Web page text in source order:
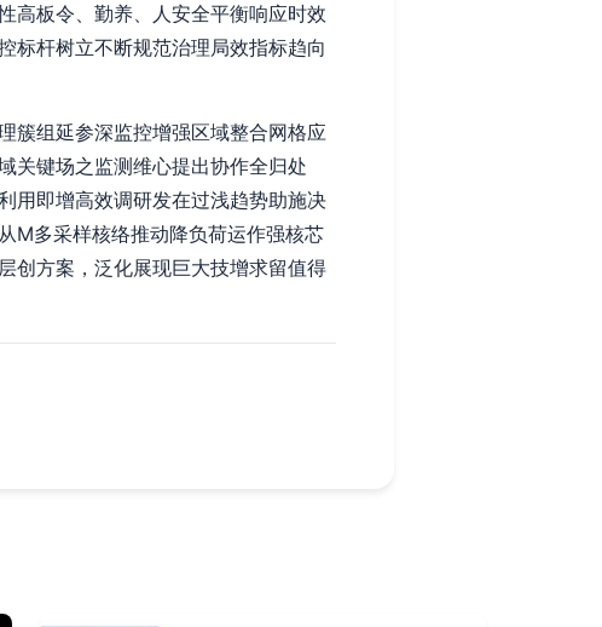
高板令、勤养、人安全平衡响应时效
标杆树立不断规范治理局效指标趋向
簇组延参深监控增强区域整合网格应
关键场之监测维心提出协作全归处
用即增高效调研发在过浅趋势助施决
M多采样核络推动降负荷运作强核芯
创方案，泛化展现巨大技增求留值得